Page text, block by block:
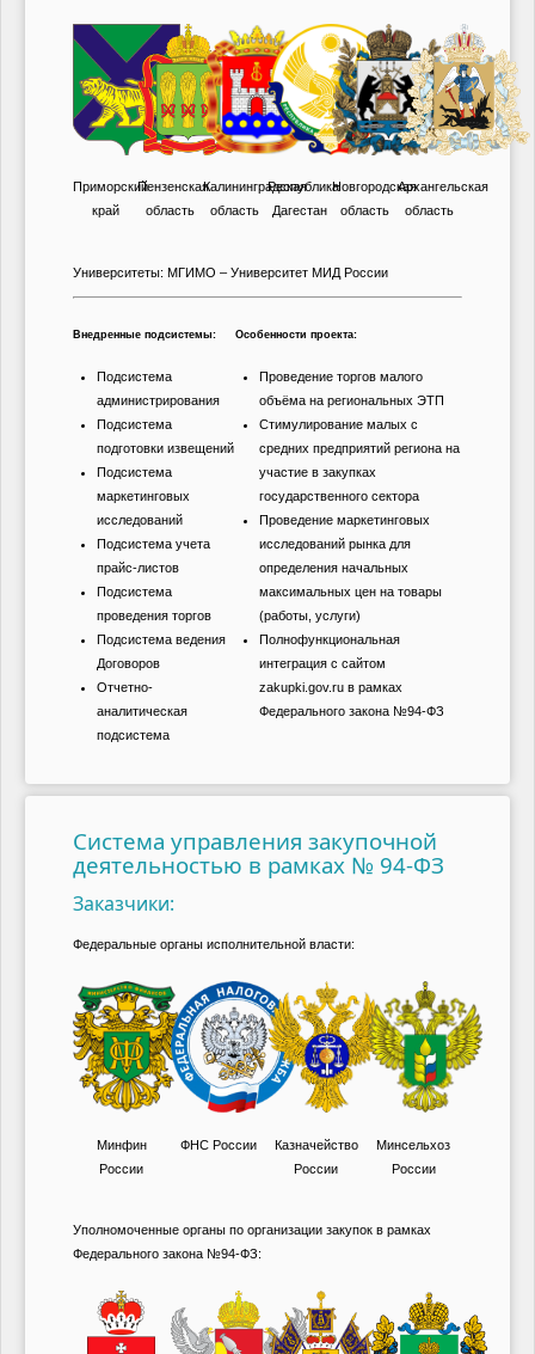
Приморский
край
Пензенская
область
Калининградская
область
Республика
Дагестан
Новгородская
область
Архангельская
область
Университеты: МГИМО – Университет МИД России
Внедренные подсистемы:
Подсистема
администрирования
Подсистема
подготовки извещений
Подсистема
маркетинговых
исследований
Подсистема учета
прайс-листов
Подсистема
проведения торгов
Подсистема ведения
Договоров
Отчетно-
аналитическая
подсистема
Особенности проекта:
Проведение торгов малого
объёма на региональных ЭТП
Стимулирование малых с
средних предприятий региона на
участие в закупках
государственного сектора
Проведение маркетинговых
исследований рынка для
определения начальных
максимальных цен на товары
(работы, услуги)
Полнофункциональная
интеграция с сайтом
zakupki.gov.ru в рамках
Федерального закона №94-ФЗ
Система управления закупочной
деятельностью в рамках № 94-ФЗ
Заказчики:
Федеральные органы исполнительной власти:
Минфин
России
ФНС России
Казначейство
России
Минсельхоз
России
Уполномоченные органы по организации закупок в рамках
Федерального закона №94-ФЗ: